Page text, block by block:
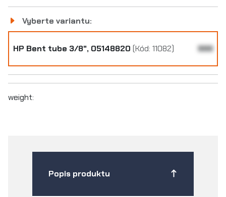
Vyberte variantu:
HP Bent tube 3/8", 05148820 (Kód: 11082) 999
weight:
Popis produktu